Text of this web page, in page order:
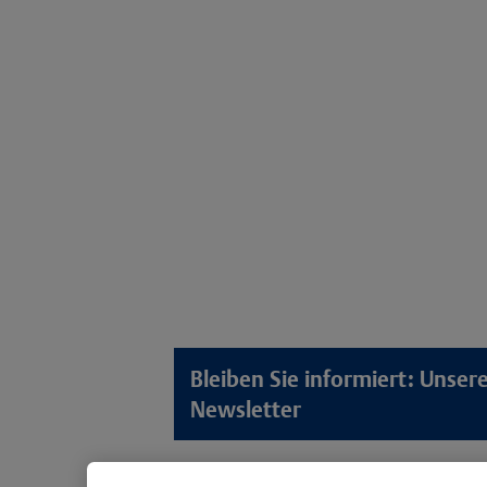
Bleiben Sie informiert:
Newsletter